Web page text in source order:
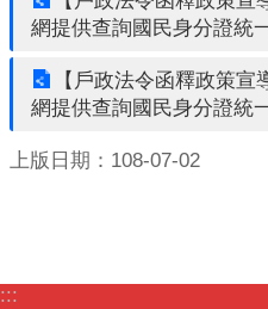
資
主
專
網提供查詢國民身分證統
【戶政法令函釋政策
網提供查詢國民身分證統
上版日期：108-07-02
:::